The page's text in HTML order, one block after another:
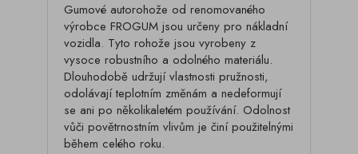
Gumové autorohože od renomovaného
výrobce FROGUM jsou určeny pro nákladní
vozidla. Tyto rohože jsou vyrobeny z
vysoce robustního a odolného materiálu.
Dlouhodobě udržují vlastnosti pružnosti,
odolávají teplotním změnám a nedeformují
se ani po několikaletém používání. Odolnost
vůči povětrnostním vlivům je činí použitelnými
během celého roku.